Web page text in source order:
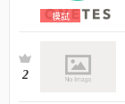
模試
2